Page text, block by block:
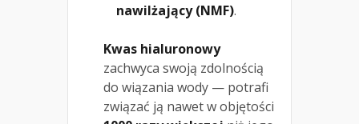
nawilżający (NMF).
Kwas hialuronowy
zachwyca swoją zdolnością
do wiązania wody — potrafi
związać ją nawet w objętości